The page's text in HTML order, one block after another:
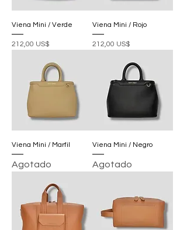
Viena Mini / Verde
Precio
212,00 US$
Viena Mini / Rojo
Precio
212,00 US$
Viena Mini / Marfil
Agotado
Viena Mini / Negro
Agotado